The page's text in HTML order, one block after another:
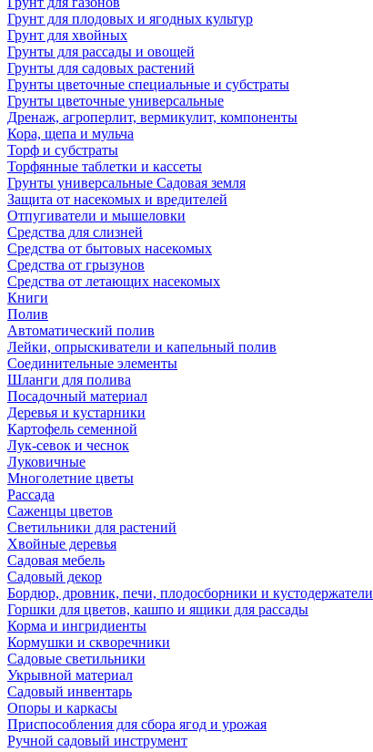
Грунт для плодовых и ягодных культур
Грунт для хвойных
Грунты для рассады и овощей
Грунты для садовых растений
Грунты цветочные специальные и субстраты
Грунты цветочные универсальные
Дренаж, агроперлит, вермикулит, компоненты
Кора, щепа и мульча
Торф и субстраты
Торфянные таблетки и кассеты
Грунты универсальные Садовая земля
Защита от насекомых и вредителей
Отпугиватели и мышеловки
Средства для слизней
Средства от бытовых насекомых
Средства от грызунов
Средства от летающих насекомых
Книги
Полив
Автоматический полив
Лейки, опрыскиватели и капельный полив
Соединительные элементы
Шланги для полива
Посадочный материал
Деревья и кустарники
Картофель семенной
Лук-севок и чеснок
Луковичные
Многолетние цветы
Рассада
Саженцы цветов
Светильники для растений
Хвойные деревья
Садовая мебель
Садовый декор
Бордюр, дровник, печи, плодосборники и кустодержатели
Горшки для цветов, кашпо и ящики для рассады
Корма и ингридиенты
Кормушки и скворечники
Садовые светильники
Укрывной материал
Садовый инвентарь
Опоры и каркасы
Приспособления для сбора ягод и урожая
Ручной садовый инструмент